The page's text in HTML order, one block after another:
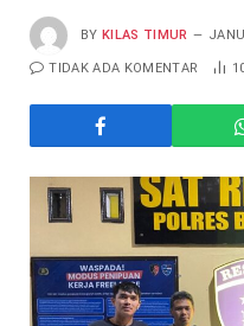
BY KILAS TIMUR
TIDAK ADA KOMENTAR